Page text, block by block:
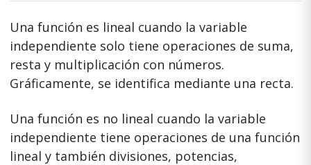
Una función es lineal cuando la variable
independiente solo tiene operaciones de suma,
resta y multiplicación con números.
Gráficamente, se identifica mediante una recta.
Una función es no lineal cuando la variable
independiente tiene operaciones de una función
lineal y también divisiones, potencias,